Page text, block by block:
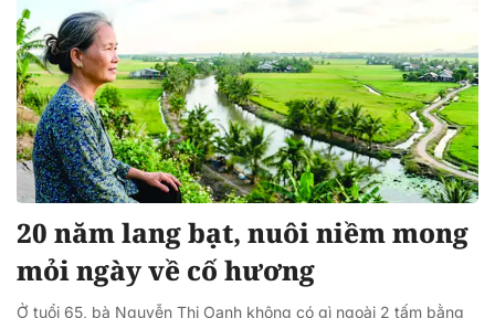
20 năm lang bạt, nuôi niềm mong
mỏi ngày về cố hương
Ở tuổi 65, bà Nguyễn Thị Oanh không có gì ngoài 2 tấm bằng